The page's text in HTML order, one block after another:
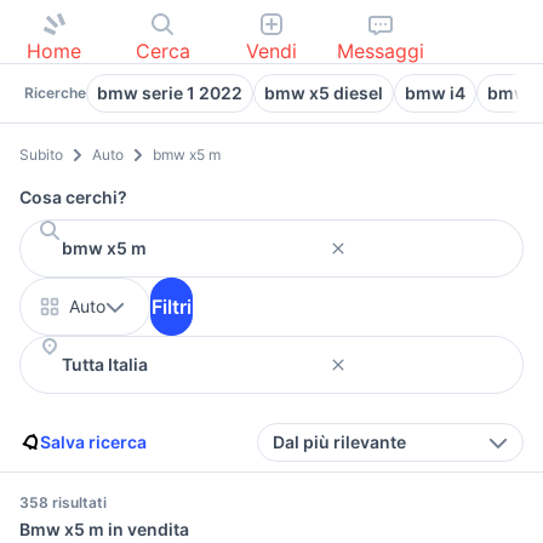
Home Cerca Vendi Messaggi
Ricerche bmw serie 1 2022 bmw x5 diesel bmw i4 bmw
Subito Auto bmw x5 m
Cosa cerchi?
Auto Filtri
Salva ricerca Dal più rilevante
358 risultati
Bmw x5 m in vendita